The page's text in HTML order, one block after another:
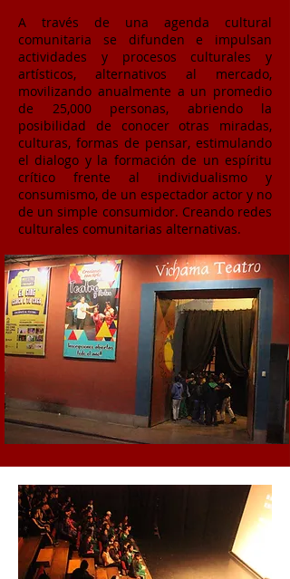
A través de una agenda cultural
comunitaria se difunden e impulsan
actividades y procesos culturales y
artísticos, alternativos al mercado,
movilizando anualmente a un promedio
de 25,000 personas, abriendo la
posibilidad de conocer otras miradas,
culturas, formas de pensar, estimulando
el dialogo y la formación de un espíritu
crítico frente al individualismo y
consumismo, de un espectador actor y no
de un simple consumidor. Creando redes
culturales comunitarias alternativas.​